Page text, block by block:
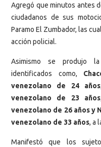
Agregó que minutos antes
ciudadanos de sus
Paramo El Zumbador, las
acción policial.
Asimismo se produjo
identificados como,
venezolano de 24
venezolano de 23
venezolano de 26 años y
venezolano de 33 años, a
Manifestó que los